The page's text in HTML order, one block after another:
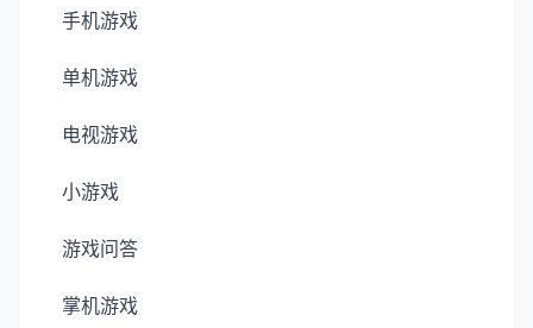
手机游戏
单机游戏
电视游戏
小游戏
游戏问答
掌机游戏